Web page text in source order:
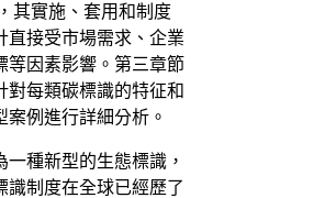
，其實施、套用和制度
直接受市場需求、企業
等因素影響。第三章節
對每類碳標識的特征和
案例進行詳細分析。
一種新型的生態標識，
識制度在全球已經歷了